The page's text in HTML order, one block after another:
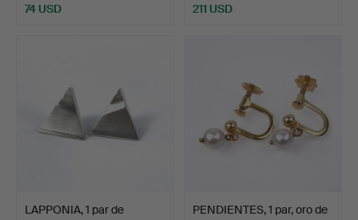
74 USD 211 USD
LAPPONIA, 1 par de
PENDIENTES, 1 par, oro de